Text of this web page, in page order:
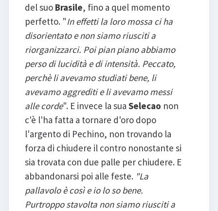
del suo Brasile, fino a quel momento
perfetto. "In effetti la loro mossa ci ha
disorientato e non siamo riusciti a
riorganizzarci. Poi pian piano abbiamo
perso di lucidità e di intensità. Peccato,
perchè li avevamo studiati bene, li
avevamo aggrediti e li avevamo messi
alle corde". E invece la sua Selecao non
c'è l'ha fatta a tornare d'oro dopo
l'argento di Pechino, non trovando la
forza di chiudere il contro nonostante si
sia trovata con due palle per chiudere. E
abbandonarsi poi alle feste. "La
pallavolo è così e io lo so bene.
Purtroppo stavolta non siamo riusciti a